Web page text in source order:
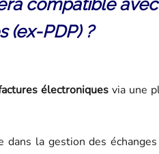
compatible
(ex-PDP) ?
électroniquesvia une
la gestion des